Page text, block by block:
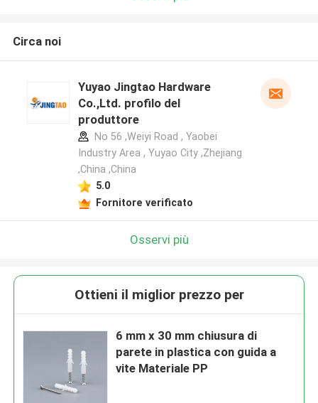
Circa noi
Yuyao Jingtao Hardware
Co.,Ltd. profilo del
produttore
No 56 ,Weiyi Road , Yaobei
Industry Area , Yuyao City ,Zhejiang
,China ,China
5.0
Fornitore verificato
Osservi più
Ottieni il miglior prezzo per
6 mm x 30 mm chiusura di
parete in plastica con guida a
vite Materiale PP